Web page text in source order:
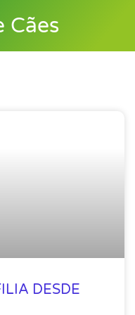
Cães
DESDE